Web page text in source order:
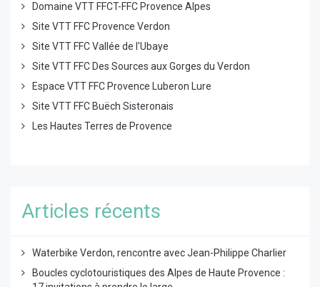
Domaine VTT FFCT-FFC Provence Alpes
Site VTT FFC Provence Verdon
Site VTT FFC Vallée de l'Ubaye
Site VTT FFC Des Sources aux Gorges du Verdon
Espace VTT FFC Provence Luberon Lure
Site VTT FFC Buëch Sisteronais
Les Hautes Terres de Provence
Articles récents
Waterbike Verdon, rencontre avec Jean-Philippe Charlier
Boucles cyclotouristiques des Alpes de Haute Provence :